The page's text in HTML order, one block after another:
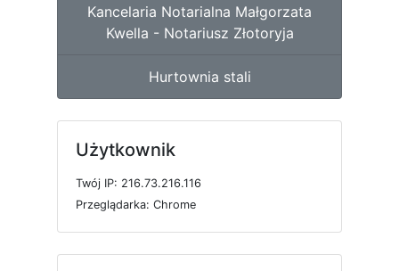
Kancelaria Notarialna Małgorzata
Kwella - Notariusz Złotoryja
Hurtownia stali
Użytkownik
Twój IP: 216.73.216.116
Przeglądarka: Chrome